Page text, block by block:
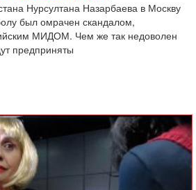
Нурсултана Назарбаева в Москву
был омрачен скандалом,
МИДОМ. Чем же так недоволен
предприняты